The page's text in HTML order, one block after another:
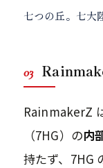
七つの丘。七大
03
RainmakerZ
（7HG）の内
持たず、7HG